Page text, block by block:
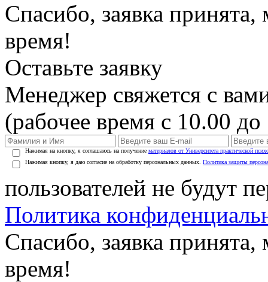
Спасибо, заявка
время!
Оставьте заявку
Менеджер свяжется с
(рабочее время с 10.00
Нажимая на кнопку, я соглашаюсь на получение материалов от Университета практической
Нажимая кнопку, я даю согласие на обработку персональных данных. Политика защиты
пользователей не будут
Политика
Спасибо, заявка
время!